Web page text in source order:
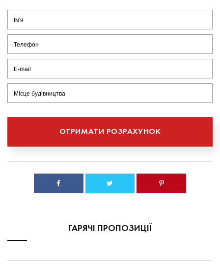
ГАРЯЧІ ПРОПОЗИЦІЇ